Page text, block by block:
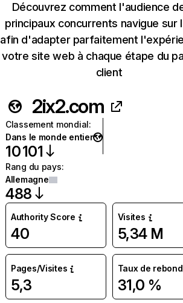
Découvrez comment l'audience
principaux concurrents navigue sur
afin d'adapter parfaitement
votre site web à chaque étape du
client
2ix2.com
Classement mondial:
Dans le monde entier
10 101
Rang du pays:
Allemagne
488
Authority Score
40
Visites
5,34 M
Pages/Visites
5,3
Taux de rebond
31,0 %